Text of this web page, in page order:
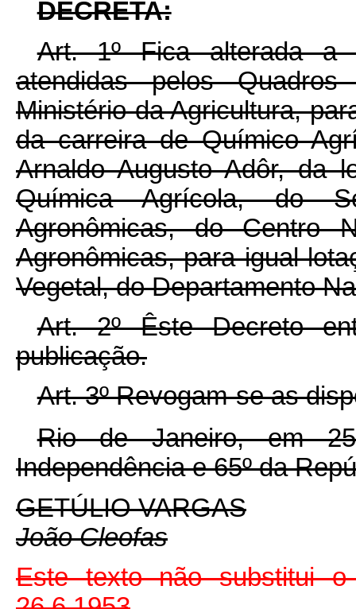
DECRETA:
Art. 1º Fica alterada a
atendidas pelos
Ministério da Agricultura,
da carreira de Químico
Arnaldo Augusto Adôr, da
Química Agrícola, do
Agronômicas, do Centro
Agronômicas, para igual
Vegetal, do Departamento
Art. 2º Êste Decreto
publicação.
Art. 3º Revogam-se as
Rio de Janeiro, em
Independência e 65º da
GETÚLIO VARGAS
João Cleofas
Este texto não substitui